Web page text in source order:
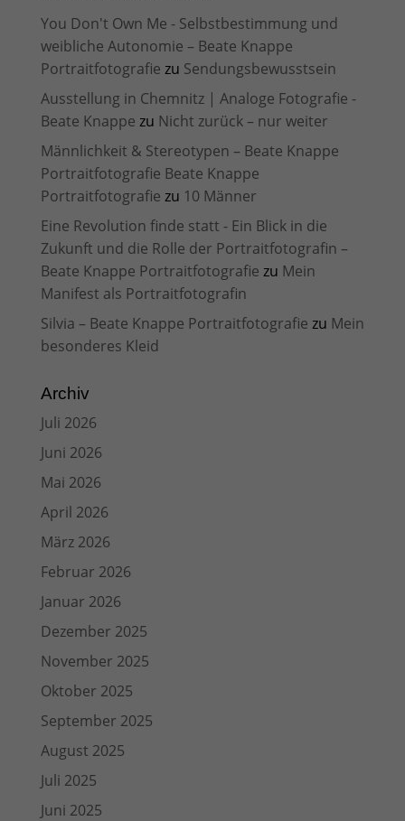
You Don't Own Me - Selbstbestimmung und
weibliche Autonomie – Beate Knappe
Portraitfotografie zu Sendungsbewusstsein
Ausstellung in Chemnitz | Analoge Fotografie -
Beate Knappe zu Nicht zurück – nur weiter
Männlichkeit & Stereotypen – Beate Knappe
Portraitfotografie Beate Knappe
Portraitfotografie zu 10 Männer
Eine Revolution finde statt - Ein Blick in die
Zukunft und die Rolle der Portraitfotografin –
Beate Knappe Portraitfotografie zu Mein
Manifest als Portraitfotografin
Silvia – Beate Knappe Portraitfotografie zu Mein
besonderes Kleid
Archiv
Juli 2026
Juni 2026
Mai 2026
April 2026
März 2026
Februar 2026
Januar 2026
Dezember 2025
November 2025
Oktober 2025
September 2025
August 2025
Juli 2025
Juni 2025